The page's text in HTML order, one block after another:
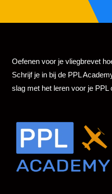
Oefenen voor je vliegbrevet
Schrijf je in bij de PPL
slag met het leren voor je PPL